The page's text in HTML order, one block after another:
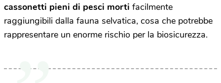
cassonetti pieni di pesci morti facilmente
raggiungibili dalla fauna selvatica, cosa che potrebbe
rappresentare un enorme rischio per la biosicurezza.